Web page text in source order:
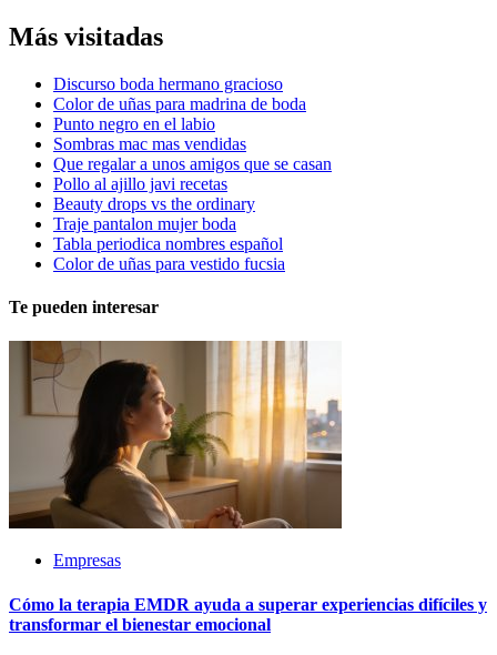
Más visitadas
Discurso boda hermano gracioso
Color de uñas para madrina de boda
Punto negro en el labio
Sombras mac mas vendidas
Que regalar a unos amigos que se casan
Pollo al ajillo javi recetas
Beauty drops vs the ordinary
Traje pantalon mujer boda
Tabla periodica nombres español
Color de uñas para vestido fucsia
Te pueden interesar
Empresas
Cómo la terapia EMDR ayuda a superar experiencias difíciles y
transformar el bienestar emocional